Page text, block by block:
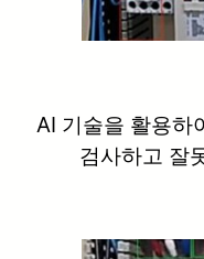
AI 기술을 활용하
검사하고 잘